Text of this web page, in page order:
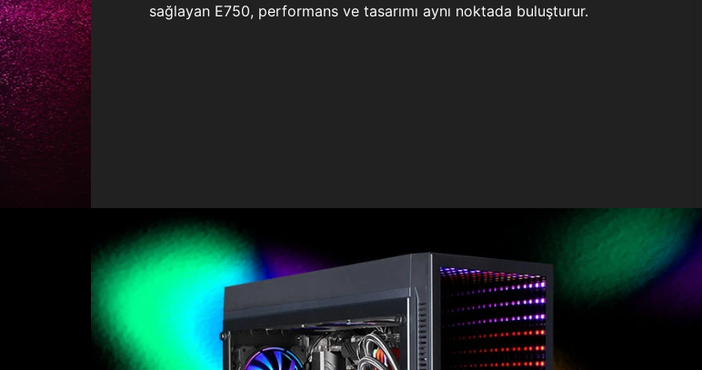
sağlayan E750, performans ve tasarımı aynı noktada buluşturur.